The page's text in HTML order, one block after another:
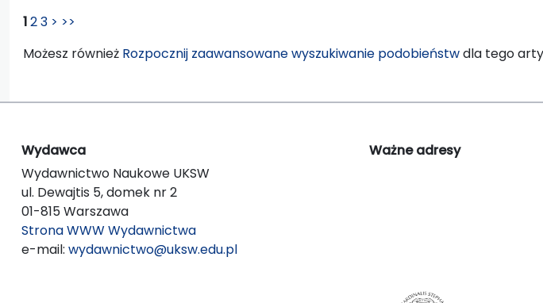
123 > >>
Możesz również Rozpocznij zaawansowane wyszukiwanie podobieństwdla tego
Wydawca
Wydawnictwo Naukowe UKSW
ul. Dewajtis 5, domek nr 2
01-815 Warszawa
Strona WWW Wydawnictwa
e-mail: wydawnictwo@uksw.edu.pl
Ważne adresy